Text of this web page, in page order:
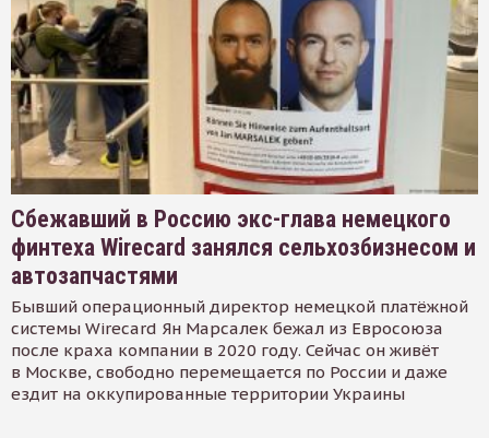
Сбежавший в Россию экс-глава немецкого
финтеха Wirecard занялся сельхозбизнесом и
автозапчастями
Бывший операционный директор немецкой платёжной
системы Wirecard Ян Марсалек бежал из Евросоюза
после краха компании в 2020 году. Сейчас он живёт
в Москве, свободно перемещается по России и даже
ездит на оккупированные территории Украины